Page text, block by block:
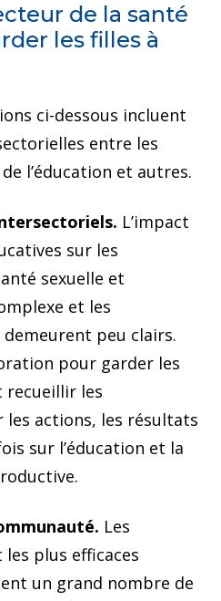
de la santé
les filles à
ci-dessous incluent
entre les
l’éducation et autres.
L’impact
sur les
sexuelle et
et les
demeurent peu clairs.
pour garder les
recueillir les
actions, les résultats
sur l’éducation et la
Les
plus efficaces
un grand nombre de